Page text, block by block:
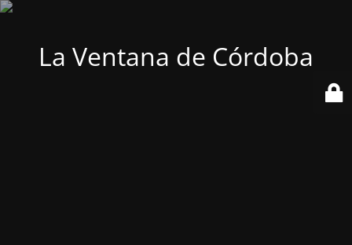
La Ventana de Córdoba